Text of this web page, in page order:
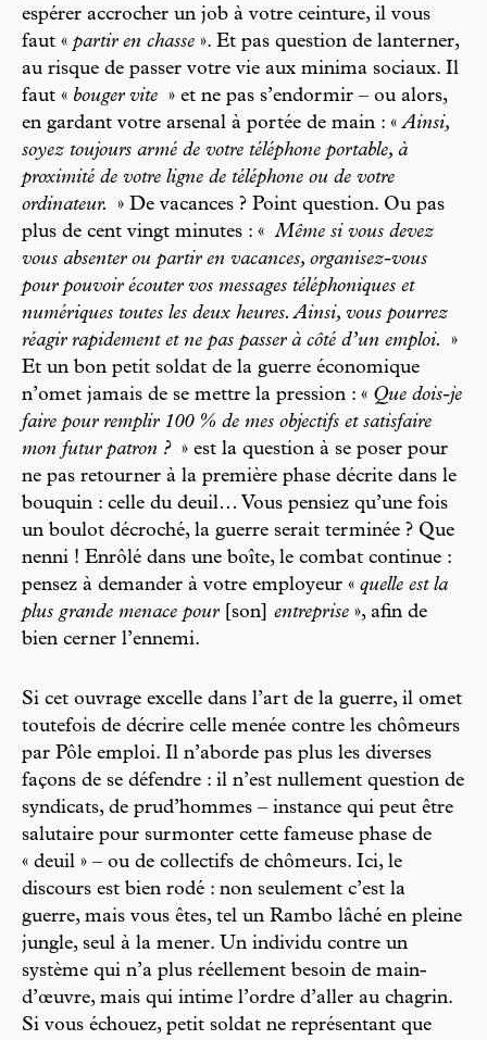
espérer accrocher un job à votre ceinture, il vous
faut « partir en chasse ». Et pas question de lanterner,
au risque de passer votre vie aux minima sociaux. Il
faut « bouger vite » et ne pas s’endormir – ou alors,
en gardant votre arsenal à portée de main : «Ainsi,
soyez toujours armé de votre téléphone portable, à
proximité de votre ligne de téléphone ou de votre
ordinateur.
» De vacances ? Point question. Ou pas
plus de cent vingt minutes : « Même si vous devez
vous absenter ou partir en vacances, organisez-vous
pour pouvoir écouter vos messages téléphoniques et
numériques toutes les deux heures. Ainsi, vous pourrez
réagir rapidement et ne pas passer à côté d’un emploi.
»
Et un bon petit soldat de la guerre économique
n’omet jamais de se mettre la pression : « Que dois-je
faire pour remplir 100 % de mes objectifs et satisfaire
mon futur patron ? » est la question à se poser pour
ne pas retourner à la première phase décrite dans le
bouquin : celle du deuil… Vous pensiez qu’une fois
un boulot décroché, la guerre serait terminée ? Que
nenni ! Enrôlé dans une boîte, le combat continue :
pensez à demander à votre employeur « quelle est la
plus grande menace pour[son] entreprise », afin de
bien cerner l’ennemi.
Si cet ouvrage excelle dans l’art de la guerre, il omet
toutefois de décrire celle menée contre les chômeurs
par Pôle emploi. Il n’aborde pas plus les diverses
façons de se défendre : il n’est nullement question de
syndicats, de prud’hommes – instance qui peut être
salutaire pour surmonter cette fameuse phase de
« deuil » – ou de collectifs de chômeurs. Ici, le
discours est bien rodé : non seulement c’est la
guerre, mais vous êtes, tel un Rambo lâché en pleine
jungle, seul à la mener. Un individu contre un
système qui n’a plus réellement besoin de main-
d’œuvre, mais qui intime l’ordre d’aller au chagrin.
Si vous échouez, petit soldat ne représentant que